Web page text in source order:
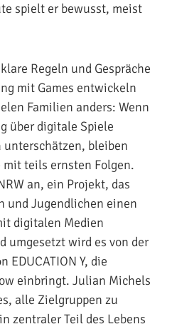
spielt er bewusst, meist
Regeln und Gespräche
mit Games entwickeln
Familien anders: Wenn
über digitale Spiele
bleiben
teils ernsten Folgen.
an, ein Projekt, das
und Jugendlichen einen
digitalen Medien
umgesetzt wird es von der
EDUCATION Y, die
einbringt. Julian Michels
alle Zielgruppen zu
zentraler Teil des Lebens